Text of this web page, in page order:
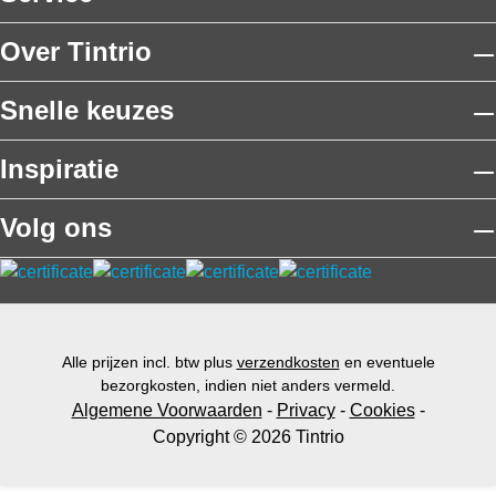
Over Tintrio
Snelle keuzes
Inspiratie
Volg ons
Alle prijzen incl. btw plus verzendkosten en eventuele
bezorgkosten, indien niet anders vermeld.
Algemene Voorwaarden - Privacy- Cookies-
Copyright © 2026 Tintrio